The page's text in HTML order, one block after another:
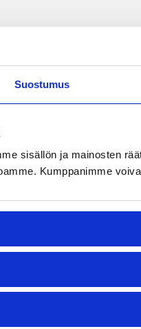
Suostumus
sisällön ja mainosten
Kumppanimme